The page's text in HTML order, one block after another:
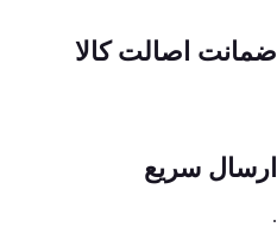
ضمانت اصالت کالا
ارسال سریع
.